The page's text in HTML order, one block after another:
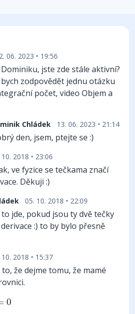
06. 2023 • 19:56
jste zde stále aktivní?
zodpovědět jednu otázku
počet, video Objem a
Chládek 13. 06. 2023 • 21:14
den, jsem, ptejte se :)
2018 • 23:06
ve fyzice se tečkama značí
Děkuji :)
05. 10. 2018 • 22:09
jde, pokud jsou ty dvě tečky
:) to by bylo přesně
2018 • 15:37
že dejme tomu, že mamé
0